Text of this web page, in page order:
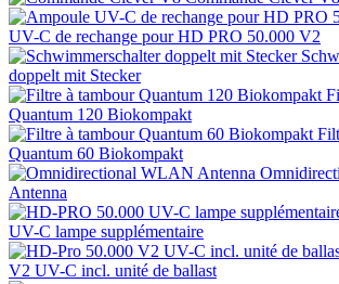
UV-C de rechange pour HD PRO 50.000 V2
doppelt mit Stecker
Quantum 120 Biokompakt
Quantum 60 Biokompakt
Antenna
UV-C lampe supplémentaire
V2 UV-C incl. unité de ballast